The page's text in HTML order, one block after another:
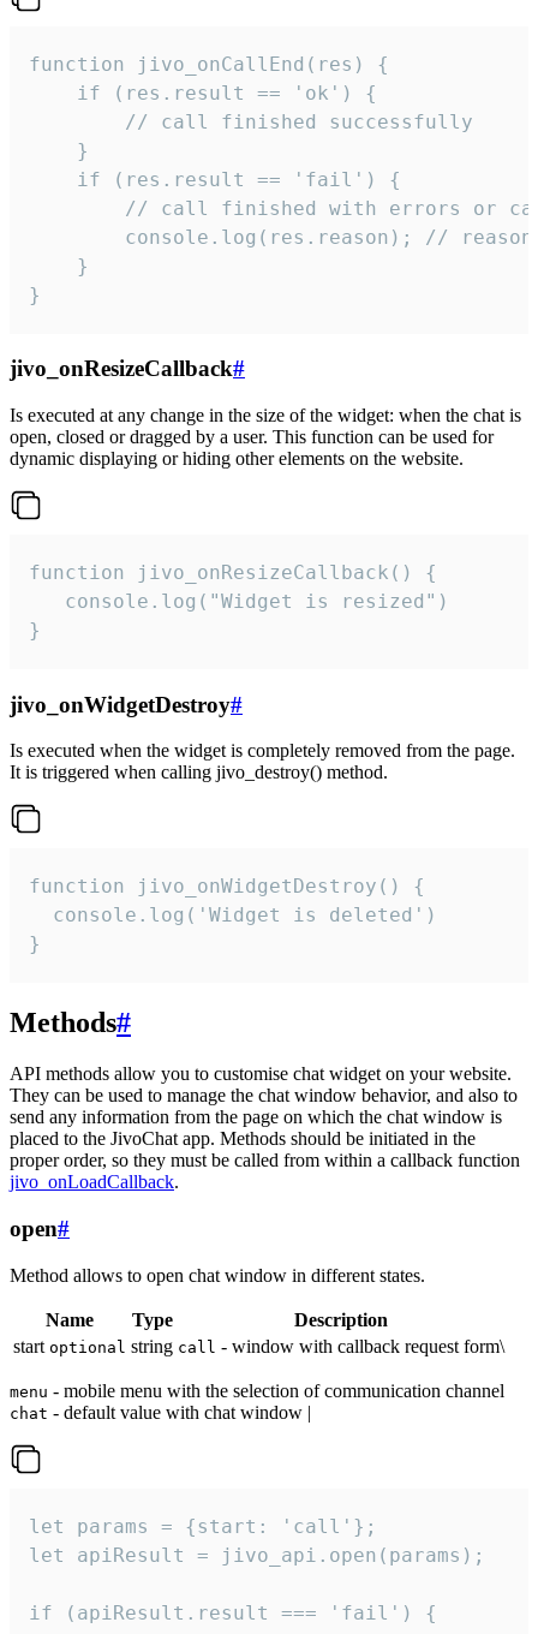
function jivo_onCallEnd(res) {
    if (res.result == 'ok') {
        // call finished successfully
    }
    if (res.result == 'fail') {
// call finished with errors or
console.log(res.reason); //
    }
}
jivo_onResizeCallback#
Is executed at any change in the size of the widget: when the chat is
open, closed or dragged by a user. This function can be used for
dynamic displaying or hiding other elements on the website.
function jivo_onResizeCallback() {
   console.log("Widget is resized")
}
jivo_onWidgetDestroy#
Is executed when the widget is completely removed from the page.
It is triggered when calling jivo_destroy() method.
function jivo_onWidgetDestroy() {
  console.log('Widget is deleted')
}
Methods#
API methods allow you to customise chat widget on your website.
They can be used to manage the chat window behavior, and also to
send any information from the page on which the chat window is
placed to the JivoChat app. Methods should be initiated in the
proper order, so they must be called from within a callback function
jivo_onLoadCallback.
open#
Method allows to open chat window in different states.
Name Type
Description
start optional string call - window with callback request form\
menu - mobile menu with the selection of communication channel
chat - default value with chat window |
let params = {start: 'call'};
let apiResult = jivo_api.open(params);
if (apiResult.result === 'fail') {